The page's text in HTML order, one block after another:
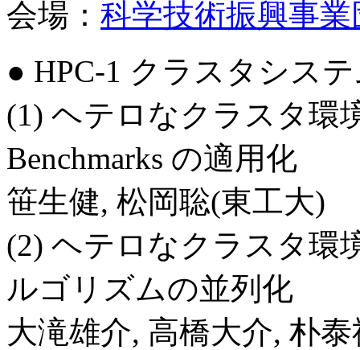
会場： 科学技術振興事
● HPC-1 クラスタシス
(1) ヘテロなクラスタ環
Benchmarks の適用化
笹生健, 松岡聡(東工大)
(2) ヘテロなクラスタ環
ルゴリズムの並列化
大滝雄介, 高橋大介, 朴